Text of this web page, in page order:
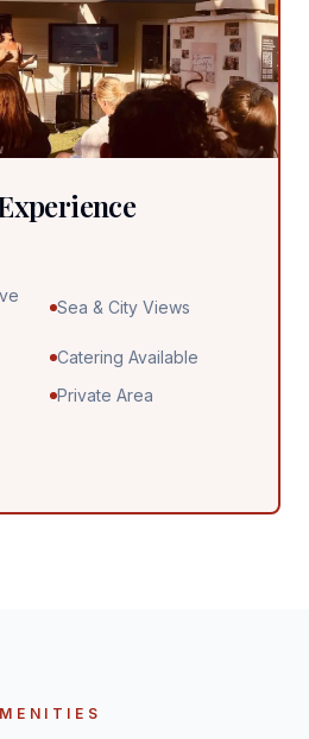
Sea & City Views
Catering Available
Private Area